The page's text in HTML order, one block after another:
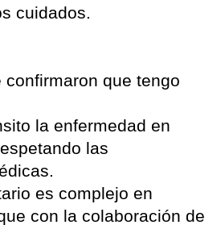
cuidados.
confirmaron que tengo
la enfermedad en
las
es complejo en
con la colaboración de